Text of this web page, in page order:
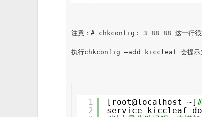
注意：# chkconfig: 3 88 88 这一行很重
执行chkconfig –add kiccleaf 会提示
1
2
[root@localhost ~]
service kiccleaf